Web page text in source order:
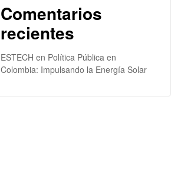
Comentarios
recientes
ESTECH en Política Pública en
Colombia: Impulsando la Energía Solar